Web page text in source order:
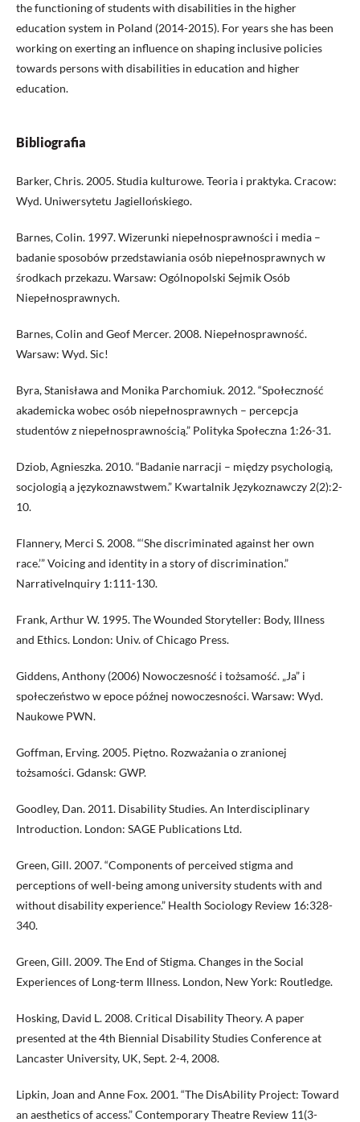
the functioning of students with disabilities in the higher
education system in Poland (2014-2015). For years she has been
working on exerting an influence on shaping inclusive policies
towards persons with disabilities in education and higher
education.
Bibliografia
Barker, Chris. 2005. Studia kulturowe. Teoria i praktyka. Cracow:
Wyd. Uniwersytetu Jagiellońskiego.
Barnes, Colin. 1997. Wizerunki niepełnosprawności i media –
badanie sposobów przedstawiania osób niepełnosprawnych w
środkach przekazu. Warsaw: Ogólnopolski Sejmik Osób
Niepełnosprawnych.
Barnes, Colin and Geof Mercer. 2008. Niepełnosprawność.
Warsaw: Wyd. Sic!
Byra, Stanisława and Monika Parchomiuk. 2012. “Społeczność
akademicka wobec osób niepełnosprawnych – percepcja
studentów z niepełnosprawnością.” Polityka Społeczna 1:26-31.
Dziob, Agnieszka. 2010. “Badanie narracji – między psychologią,
socjologią a językoznawstwem.” Kwartalnik Językoznawczy 2(2):2-
10.
Flannery, Merci S. 2008. “‘She discriminated against her own
race.’” Voicing and identity in a story of discrimination.”
NarrativeInquiry 1:111-130.
Frank, Arthur W. 1995. The Wounded Storyteller: Body, Illness
and Ethics. London: Univ. of Chicago Press.
Giddens, Anthony (2006) Nowoczesność i tożsamość. „Ja” i
społeczeństwo w epoce późnej nowoczesności. Warsaw: Wyd.
Naukowe PWN.
Goffman, Erving. 2005. Piętno. Rozważania o zranionej
tożsamości. Gdansk: GWP.
Goodley, Dan. 2011. Disability Studies. An Interdisciplinary
Introduction. London: SAGE Publications Ltd.
Green, Gill. 2007. “Components of perceived stigma and
perceptions of well-being among university students with and
without disability experience.” Health Sociology Review 16:328-
340.
Green, Gill. 2009. The End of Stigma. Changes in the Social
Experiences of Long-term Illness. London, New York: Routledge.
Hosking, David L. 2008. Critical Disability Theory. A paper
presented at the 4th Biennial Disability Studies Conference at
Lancaster University, UK, Sept. 2-4, 2008.
Lipkin, Joan and Anne Fox. 2001. “The DisAbility Project: Toward
an aesthetics of access.” Contemporary Theatre Review 11(3-